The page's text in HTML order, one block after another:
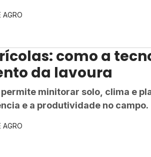
AGRO
como a
da lavoura
minitorar solo, clima e
e a produtividade no campo.
AGRO